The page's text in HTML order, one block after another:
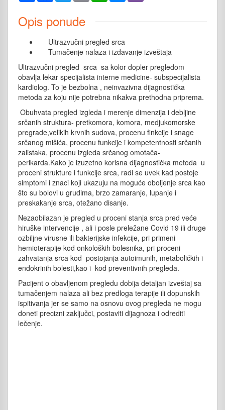
Opis ponude
Ultrazvučni pregled srca
Tumačenje nalaza i izdavanje izveštaja
Ultrazvučni pregled srca sa kolor dopler pregledom
obavlja lekar specijalista interne medicine- subspecijalista
kardiolog. To je bezbolna , neinvazivna dijagnostička
metoda za koju nije potrebna nikakva prethodna priprema.
Obuhvata pregled izgleda i merenje dimenzija i debljine
srčanih struktura- pretkomora, komora, medjukomorske
pregrade,velikih krvnih sudova, procenu finkcije i snage
srčanog mišića, procenu funkcije i kompetentnosti srčanih
zalistaka, procenu izgleda srčanog omotača-
perikarda.Kako je izuzetno korisna dijagnostička metoda u
proceni strukture i funkcije srca, radi se uvek kad postoje
simptomi i znaci koji ukazuju na moguće oboljenje srca kao
što su bolovi u grudima, brzo zamaranje, lupanje i
preskakanje srca, otežano disanje.
Nezaobilazan je pregled u proceni stanja srca pred veće
hiruške intervencije , ali i posle preležane Covid 19 ili druge
ozbiljne virusne ili bakterijske infekcije, pri primeni
hemioterapije kod onkoloških bolesnika, pri proceni
zahvatanja srca kod postojanja autoimunih, metaboličkih i
endokrinih bolesti,kao i kod preventivnih pregleda.
Pacijent o obavljenom pregledu dobija detaljan izveštaj sa
tumačenjem nalaza ali bez predloga terapije ili dopunskih
ispitivanja jer se samo na osnovu ovog pregleda ne mogu
doneti precizni zaključci, postaviti dijagnoza i odrediti
lečenje.